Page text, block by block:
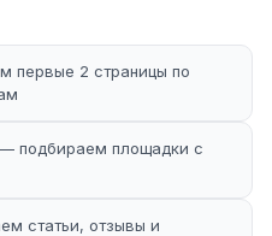
первые 2 страницы по
— подбираем площадки с
статьи, отзывы и